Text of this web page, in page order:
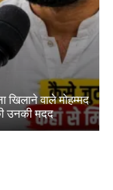
खिलाने वाले मोहम्मद
उनकी मदद